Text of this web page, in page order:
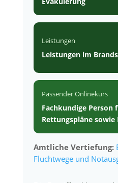
Leistungen
Leistungen im
Passender Onlinekurs
Fachkundige Person
Rettungspläne sowie
Amtliche Vertiefung:
Fluchtwege und